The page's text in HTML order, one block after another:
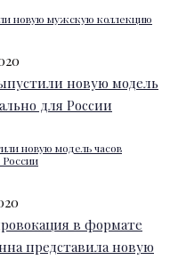
новую мужскую коллекцию
новую модель часов
России